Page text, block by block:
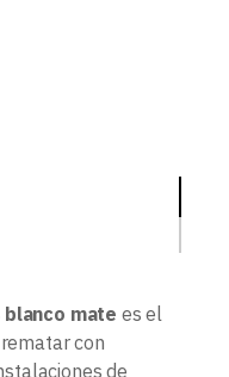
blanco mate es el
con
de